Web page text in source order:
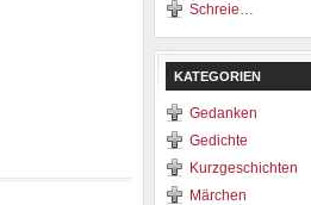
Schreie…
KATEGORIEN
Gedanken
Gedichte
Kurzgeschichten
Märchen